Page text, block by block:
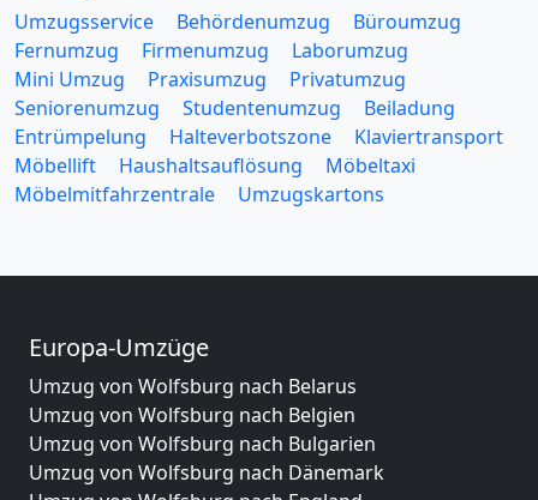
Umzugsservice Behördenumzug
Büroumzug
Fernumzug
Firmenumzug
Laborumzug
Mini Umzug
Praxisumzug
Privatumzug
Seniorenumzug
Studentenumzug
Beiladung
Entrümpelung
Halteverbotszone
Klaviertransport
Möbellift
Haushaltsauflösung
Möbeltaxi
Möbelmitfahrzentrale
Umzugskartons
Europa-Umzüge
Umzug von Wolfsburg nach Belarus
Umzug von Wolfsburg nach Belgien
Umzug von Wolfsburg nach Bulgarien
Umzug von Wolfsburg nach Dänemark